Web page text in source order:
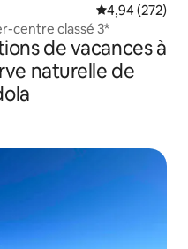
Évaluation
4,94 (272)
centre classé 3*
de vacances à
naturelle de